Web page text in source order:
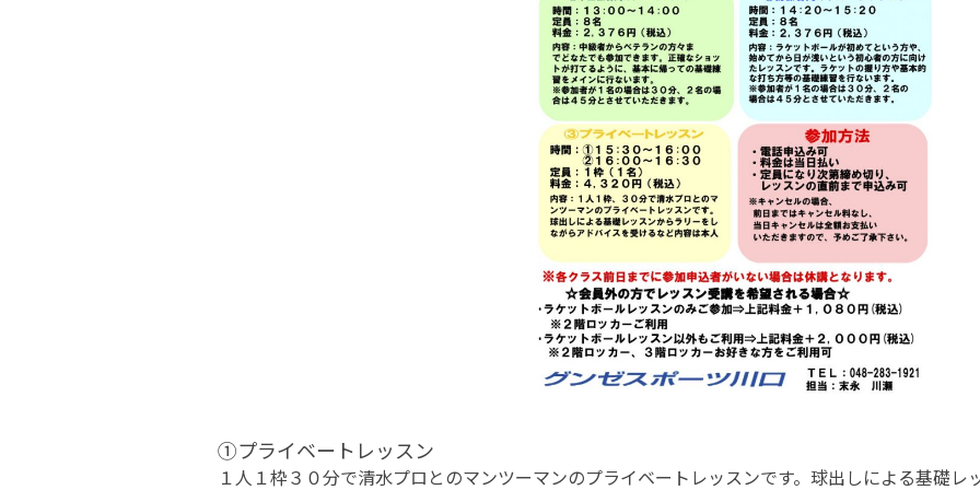
①プライベートレッスン
１人１枠３０分で清水プロとのマンツーマンのプライベートレッスンです。球出しによる基礎